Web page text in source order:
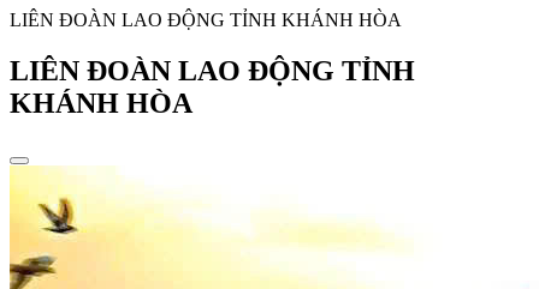
LIÊN ĐOÀN LAO ĐỘNG TỈNH KHÁNH HÒA
LIÊN ĐOÀN LAO ĐỘNG TỈNH
KHÁNH HÒA